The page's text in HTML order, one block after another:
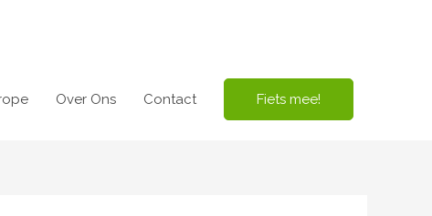
Over Ons Contact Fiets mee!